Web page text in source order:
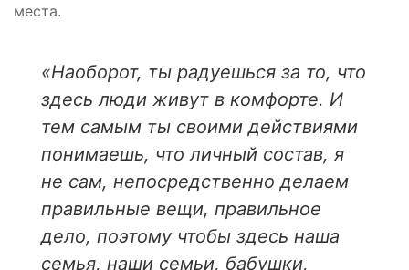
места.
«Наоборот, ты радуешься за то, что
здесь люди живут в комфорте. И
тем самым ты своими действиями
понимаешь, что личный состав, я
не сам, непосредственно делаем
правильные вещи, правильное
дело, поэтому чтобы здесь наша
семья, наши семьи, бабушки,